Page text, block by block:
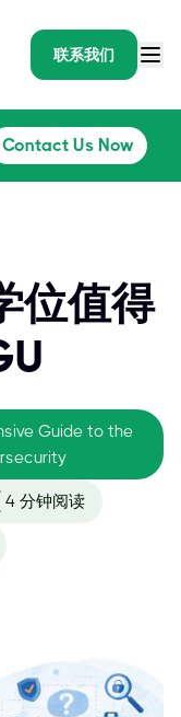
联系我们
Contact Us Now
位值得
Guide to the
4 分钟阅读